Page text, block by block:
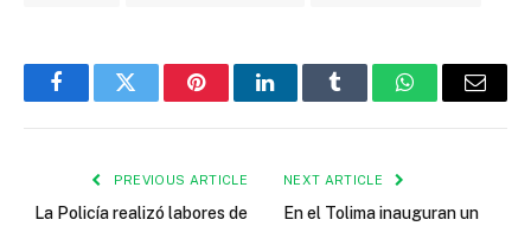
FacebookTwitter PinterestLinkedInTumblr WhatsAppEmail
PREVIOUS ARTICLE
La Policía realizó labores de
NEXT ARTICLE
En el Tolima inauguran un